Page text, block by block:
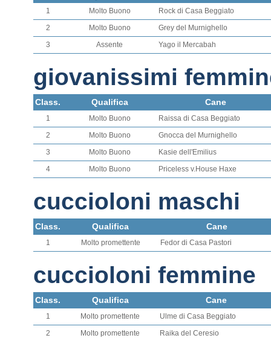
1 Molto Buono
Rock di Casa Beggiato
2
Molto Buono
Grey del Murnighello
3
Assente Yago il Mercabah
giovanissimi
Class. Qualifica Cane
1 Molto Buono
Raissa di Casa Beggiato
2
Molto Buono
Gnocca del Murnighello
3
Molto Buono
Kasie dell'Emilius
4
Molto Buono Priceless v.House Haxe
cuccioloni maschi
Class. Qualifica Cane
1 Molto promettente Fedor di Casa Pastori
cuccioloni femmine
Class. Qualifica Cane
1 Molto promettente
Ulme di Casa Beggiato
2
Molto promettente
Raika del Ceresio